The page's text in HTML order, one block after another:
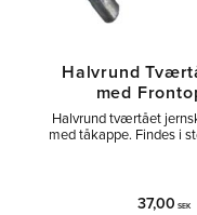
Halvrund
med
Halvrund tværtået
med tåkappe. Findes i
37,00 SEK